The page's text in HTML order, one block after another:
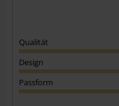
Qualität
Design
Passform